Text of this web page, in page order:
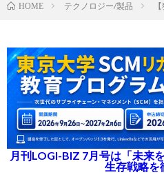
HOME テクノロジー/製品
月刊LOGI-BIZ 7月号は「未来
生存戦略を